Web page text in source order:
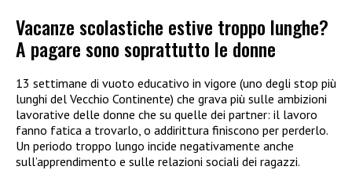
Vacanze scolastiche estive troppo lunghe?
A pagare sono soprattutto le donne
13 settimane di vuoto educativo in vigore (uno degli stop più
lunghi del Vecchio Continente) che grava più sulle ambizioni
lavorative delle donne che su quelle dei partner: il lavoro
fanno fatica a trovarlo, o addirittura finiscono per perderlo.
Un periodo troppo lungo incide negativamente anche
sull’apprendimento e sulle relazioni sociali dei ragazzi.